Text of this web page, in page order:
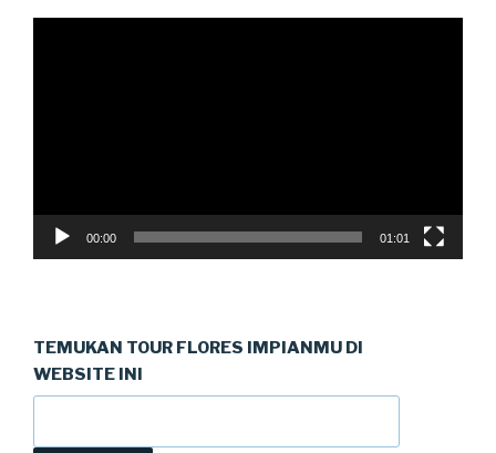
00:00 01:01
TEMUKAN TOUR FLORES IMPIANMU DI
WEBSITE INI